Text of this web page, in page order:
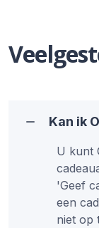
Kan ik
U kunt
'Geef
een
niet op